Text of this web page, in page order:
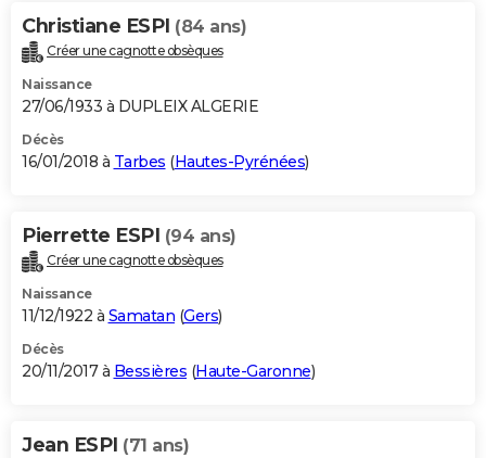
Christiane ESPI (84 ans)
Créer une cagnotte obsèques
Naissance
27/06/1933 à DUPLEIX ALGERIE
Décès
16/01/2018 à Tarbes (Hautes-Pyrénées)
Pierrette ESPI (94 ans)
Créer une cagnotte obsèques
Naissance
11/12/1922 à Samatan (Gers)
Décès
20/11/2017 à Bessières (Haute-Garonne)
Jean ESPI (71 ans)